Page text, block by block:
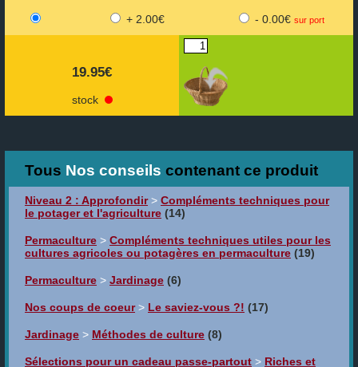
19.95€
stock
+ 2.00€ - 0.00€ sur port
Tous Nos conseils contenant ce produit
Niveau 2 : Approfondir > Compléments techniques pour
le potager et l'agriculture (14)
Permaculture > Compléments techniques utiles pour les
cultures agricoles ou potagères en permaculture (19)
Permaculture > Jardinage (6)
Nos coups de coeur > Le saviez-vous ?! (17)
Jardinage > Méthodes de culture (8)
Sélections pour un cadeau passe-partout > Riches et